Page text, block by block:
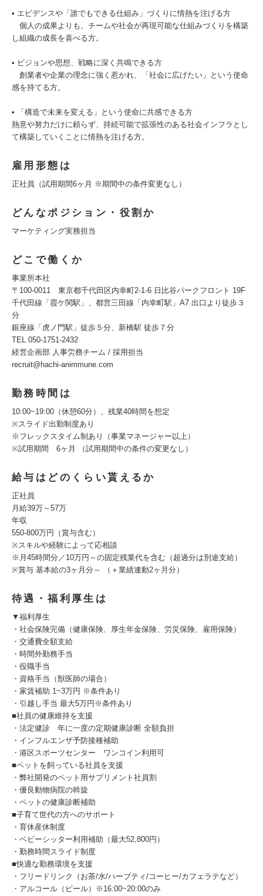
• エビデンスや「誰でもできる仕組み」づくりに情熱を注げる方
個人の成果よりも、チームや社会が再現可能な仕組みづくりを構築
し組織の成長を喜べる方。
• ビジョンや思想、戦略に深く共鳴できる方
創業者や企業の理念に強く惹かれ、「社会に広げたい」という使命
感を持てる方。
• 「構造で未来を変える」という使命に共感できる方
熱意や努力だけに頼らず、持続可能で拡張性のある社会インフラとし
て構築していくことに情熱を注げる方。
雇用形態は
正社員（試用期間6ヶ月 ※期間中の条件変更なし）
どんなポジション・役割か
マーケティング実務担当
どこで働くか
事業所本社
〒100-0011 東京都千代田区内幸町2-1-6 日比谷パークフロント 19F
千代田線「霞ケ関駅」、都営三田線「内幸町駅」A7 出口より徒歩３
分
銀座線「虎ノ門駅」徒歩５分、新橋駅 徒歩７分
TEL 050-1751-2432
経営企画部 人事労務チーム / 採用担当
recruit@hachi-animmune.com
勤務時間は
10:00~19:00（休憩60分）、残業40時間を想定
※スライド出勤制度あり
※フレックスタイム制あり（事業マネージャー以上）
※試用期間 6ヶ月 （試用期間中の条件の変更なし）
給与はどのくらい貰えるか
正社員
月給39万～57万
年収
550-800万円（賞与含む）
※スキルや経験によって応相談
※月45時間分／10万円～の固定残業代を含む（超過分は別途支給）
※賞与 基本給の3ヶ月分～ （＋業績連動2ヶ月分）
待遇・福利厚生は
▼福利厚生
・社会保険完備（健康保険、厚生年金保険、労災保険、雇用保険）
・交通費全額支給
・時間外勤務手当
・役職手当
・資格手当（獣医師の場合）
・家賃補助 1~3万円 ※条件あり
・引越し手当 最大5万円※条件あり
■社員の健康維持を支援
・法定健診 年に一度の定期健康診断 全額負担
・インフルエンザ予防接種補助
・港区スポーツセンター ワンコイン利用可
■ペットを飼っている社員を支援
・弊社開発のペット用サプリメント社員割
・優良動物病院の斡旋
・ペットの健康診断補助
■子育て世代の方へのサポート
・育休産休制度
・ベビーシッター利用補助（最大52,800円）
・勤務時間スライド制度
■快適な勤務環境を支援
・フリードリンク（お茶/水/ハーブティ/コーヒー/カフェラテなど）
・アルコール（ビール）※16:00~20:00のみ